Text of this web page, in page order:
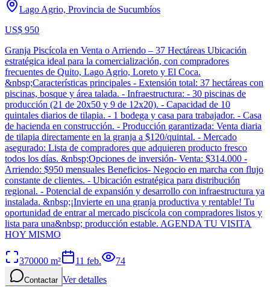
Lago Agrio, Provincia de Sucumbíos
US$ 950
Granja Piscícola en Venta o Arriendo – 37 Hectáreas Ubicación
estratégica ideal para la comercialización, con compradores
frecuentes de Quito, Lago Agrio, Loreto y El Coca.
&nbsp;Características principales - Extensión total: 37 hectáreas con
piscinas, bosque y área talada. - Infraestructura: - 30 piscinas de
producción (21 de 20x50 y 9 de 12x20). - Capacidad de 10
quintales diarios de tilapia. - 1 bodega y casa para trabajador. - Casa
de hacienda en construcción. - Producción garantizada: Venta diaria
de tilapia directamente en la granja a $120/quintal. - Mercado
asegurado: Lista de compradores que adquieren producto fresco
todos los días. &nbsp;Opciones de inversión- Venta: $314.000 -
Arriendo: $950 mensuales Beneficios- Negocio en marcha con flujo
constante de clientes. - Ubicación estratégica para distribución
regional. - Potencial de expansión y desarrollo con infraestructura ya
instalada. &nbsp;¡Invierte en una granja productiva y rentable! Tu
oportunidad de entrar al mercado piscícola con compradores listos y
lista para una&nbsp; producción estable. AGENDA TU VISITA
HOY MISMO
370000 m² 11 feb. 74
Contactar Ver detalles